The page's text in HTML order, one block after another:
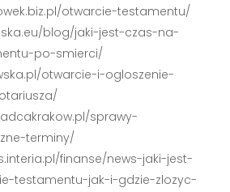
otwarcie-testamentu/
blog/jaki-jest-czas-na-
po-smierci/
otwarcie-i-ogloszenie-
sprawy-
terminy/
finanse/news-jaki-jest-
testamentu-jak-i-gdzie-zlozyc-